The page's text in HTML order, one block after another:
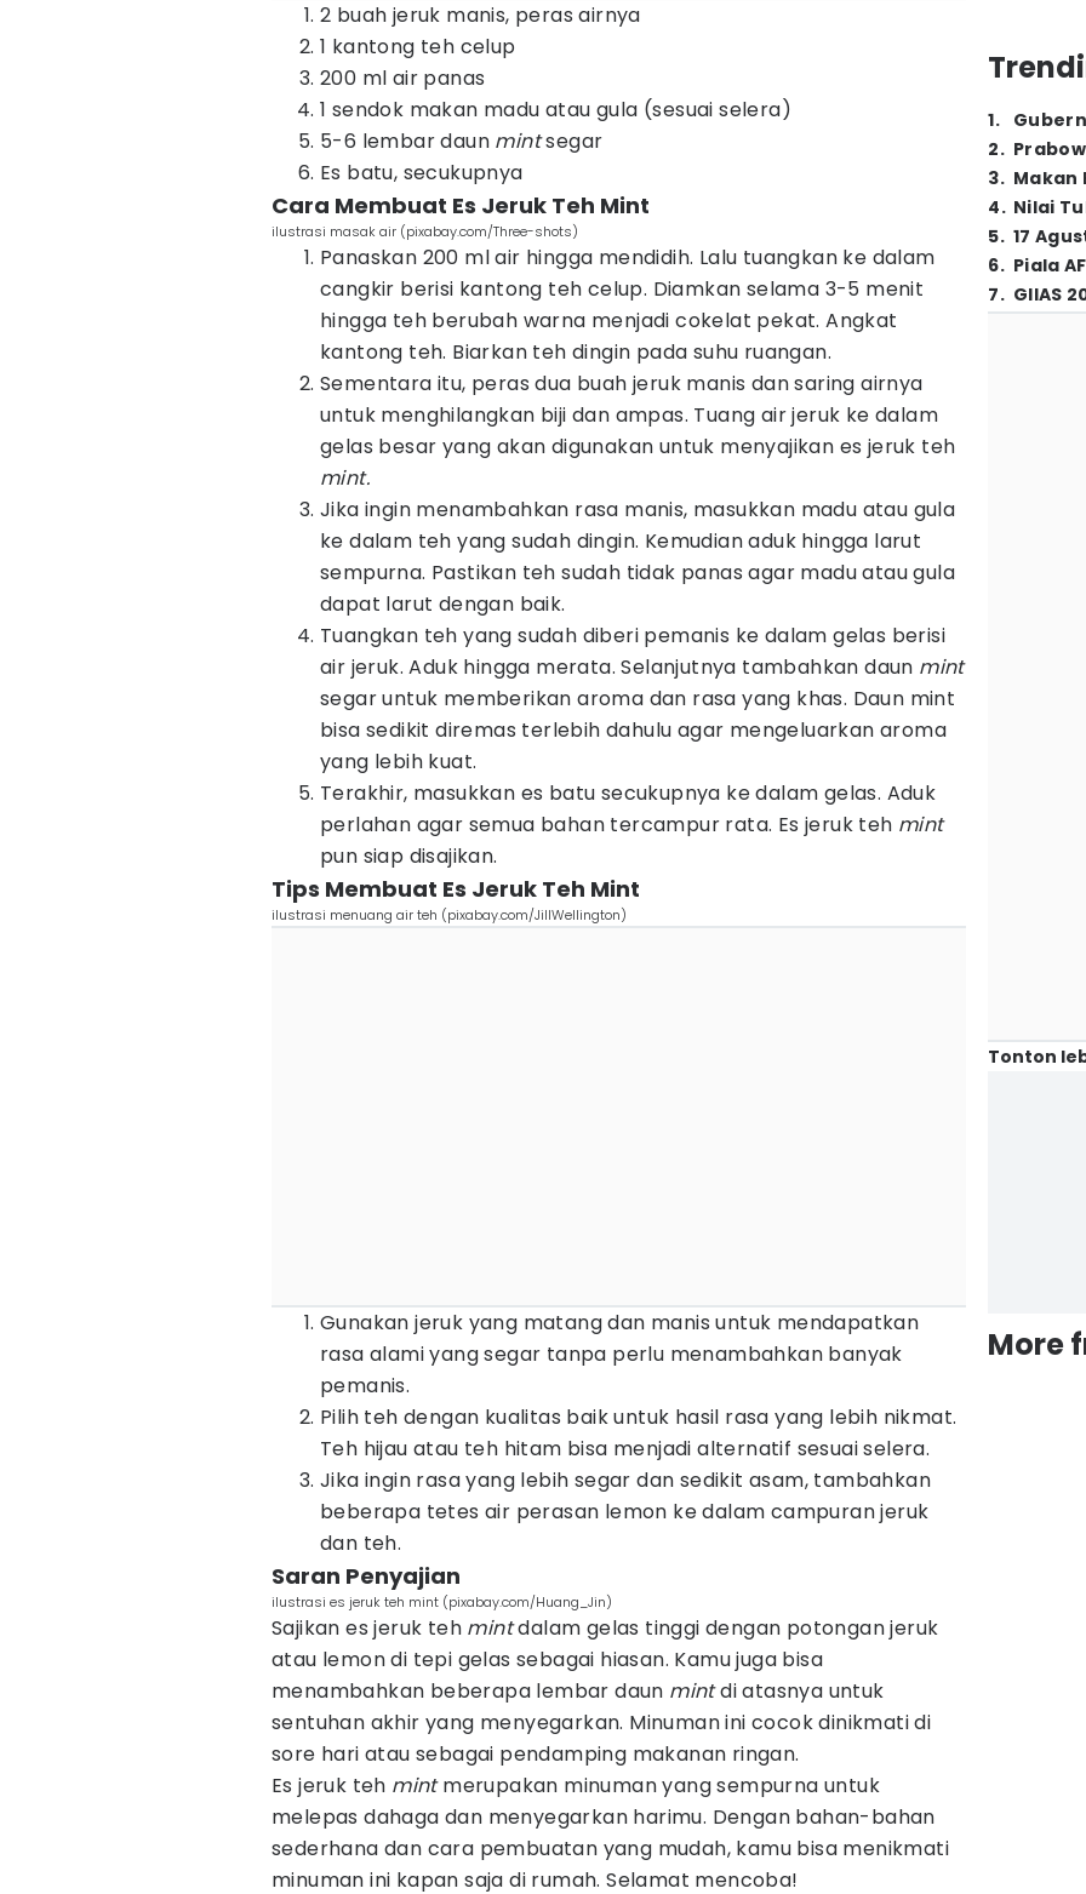
2 buah jeruk manis, peras airnya
1 kantong teh celup
200 ml air panas
1 sendok makan madu atau gula (sesuai selera)
5-6 lembar daun mintsegar
Es batu, secukupnya
Cara Membuat Es Jeruk Teh Mint
ilustrasi masak air (pixabay.com/Three-shots)
Panaskan 200 ml air hingga mendidih. Lalu tuangkan ke dalam
cangkir berisi kantong teh celup. Diamkan selama 3-5 menit
hingga teh berubah warna menjadi cokelat pekat. Angkat
kantong teh. Biarkan teh dingin pada suhu ruangan.
Sementara itu, peras dua buah jeruk manis dan saring airnya
untuk menghilangkan biji dan ampas. Tuang air jeruk ke dalam
gelas besar yang akan digunakan untuk menyajikan es jeruk teh
mint.
Jika ingin menambahkan rasa manis, masukkan madu atau gula
ke dalam teh yang sudah dingin. Kemudian aduk hingga larut
sempurna. Pastikan teh sudah tidak panas agar madu atau gula
dapat larut dengan baik.
Tuangkan teh yang sudah diberi pemanis ke dalam gelas berisi
air jeruk. Aduk hingga merata. Selanjutnya tambahkan daun mint
segar untuk memberikan aroma dan rasa yang khas. Daun mint
bisa sedikit diremas terlebih dahulu agar mengeluarkan aroma
yang lebih kuat.
Terakhir, masukkan es batu secukupnya ke dalam gelas. Aduk
perlahan agar semua bahan tercampur rata. Es jeruk teh mint
pun siap disajikan.
Tips Membuat Es Jeruk Teh Mint
ilustrasi menuang air teh (pixabay.com/JillWellington)
Gunakan jeruk yang matang dan manis untuk mendapatkan
rasa alami yang segar tanpa perlu menambahkan banyak
pemanis.
Pilih teh dengan kualitas baik untuk hasil rasa yang lebih nikmat.
Teh hijau atau teh hitam bisa menjadi alternatif sesuai selera.
Jika ingin rasa yang lebih segar dan sedikit asam, tambahkan
beberapa tetes air perasan lemon ke dalam campuran jeruk
dan teh.
Saran Penyajian
ilustrasi es jeruk teh mint (pixabay.com/Huang_Jin)
Sajikan es jeruk teh mintdalam gelas tinggi dengan potongan jeruk
atau lemon di tepi gelas sebagai hiasan. Kamu juga bisa
menambahkan beberapa lembar daun mintdi atasnya untuk
sentuhan akhir yang menyegarkan. Minuman ini cocok dinikmati di
sore hari atau sebagai pendamping makanan ringan.
Es jeruk teh mintmerupakan minuman yang sempurna untuk
melepas dahaga dan menyegarkan harimu. Dengan bahan-bahan
sederhana dan cara pembuatan yang mudah, kamu bisa menikmati
minuman ini kapan saja di rumah. Selamat mencoba!
1.
2.
3. Makan
4. Nilai
5. 17
6. Piala
7. GIIAS
Tonton
More